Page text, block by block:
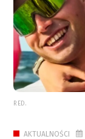
RED.
AKTUALNOŚCI